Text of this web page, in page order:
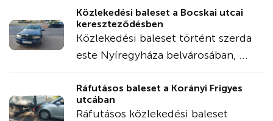
Közlekedési baleset a Bocskai utcai
kereszteződésben
Közlekedési baleset történt szerda
este Nyíregyháza belvárosában, ...
Ráfutásos baleset a Korányi Frigyes
utcában
Ráfutásos közlekedési baleset